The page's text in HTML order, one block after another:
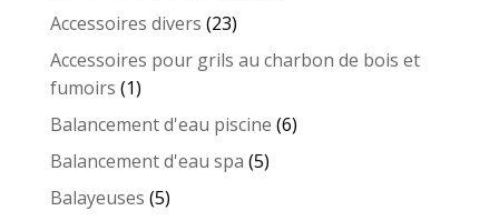
Accessoires divers 2323
produits
Accessoires pour grils au charbon de bois et
fumoirs 11
produit
Balancement d'eau piscine 66
Balancement d'eau spa 55
Balayeuses 55